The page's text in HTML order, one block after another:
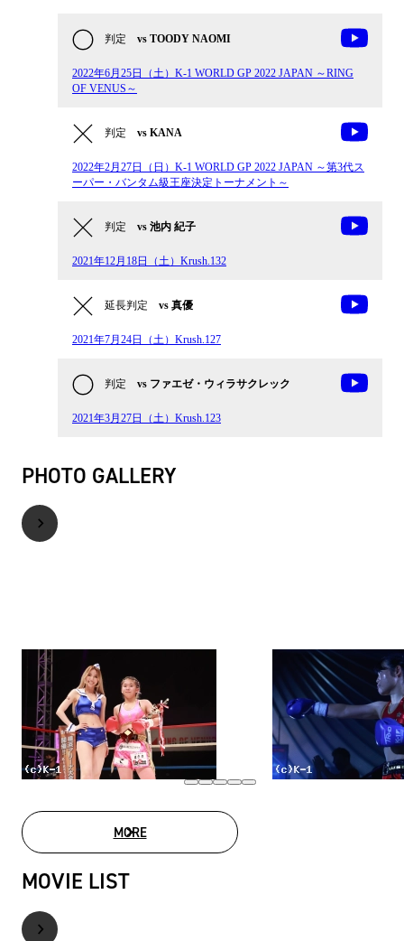
判定 vs TOODY NAOMI
2022年6月25日（土）K-1 WORLD GP 2022 JAPAN ～RING
OF VENUS～
判定 vs KANA
2022年2月27日（日）K-1 WORLD GP 2022 JAPAN ～第3代ス
ーパー・バンタム級王座決定トーナメント～
判定 vs 池内 紀子
2021年12月18日（土）Krush.132
延長判定 vs 真優
2021年7月24日（土）Krush.127
判定 vs ファエゼ・ウィラサクレック
2021年3月27日（土）Krush.123
PHOTO GALLERY
MOREPHOTO GALLERY
MOVIE LIST